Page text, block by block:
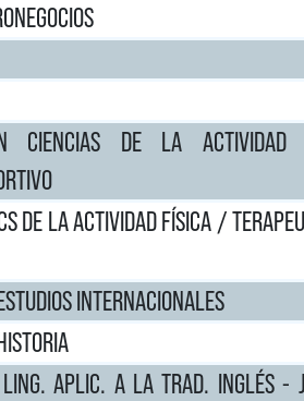
CIENCIAS DE LA
DE LA ACTIVIDAD FÍSICA /
INTERNACIONALES
LING. APLIC. A LA TRAD. INGLÉS -